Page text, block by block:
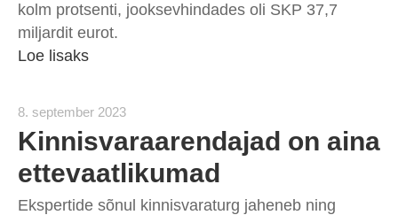
kolm protsenti, jooksevhindades oli SKP 37,7
miljardit eurot.
Loe lisaks
8. september 2023
Kinnisvaraarendajad on aina
ettevaatlikumad
Ekspertide sõnul kinnisvaraturg jaheneb ning